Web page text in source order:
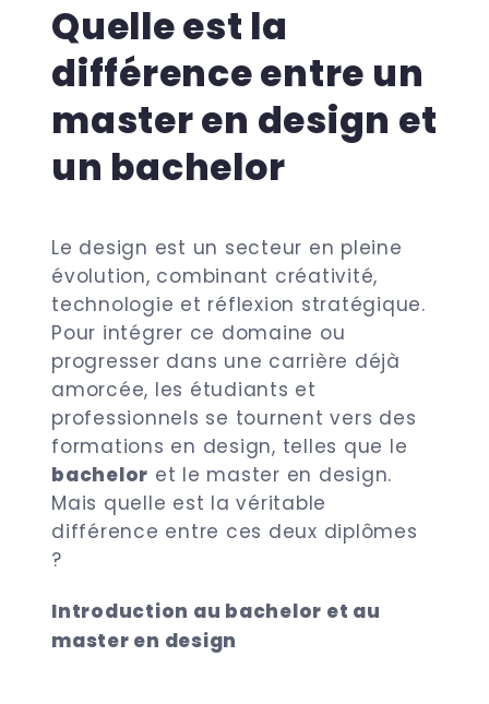
Quelle est la
différence entre un
master en design et
un bachelor
Le design est un secteur en pleine
évolution, combinant créativité,
technologie et réflexion stratégique.
Pour intégrer ce domaine ou
progresser dans une carrière déjà
amorcée, les étudiants et
professionnels se tournent vers des
formations en design, telles que le
bachelor et le master en design.
Mais quelle est la véritable
différence entre ces deux diplômes
?
Introduction au bachelor et au
master en design